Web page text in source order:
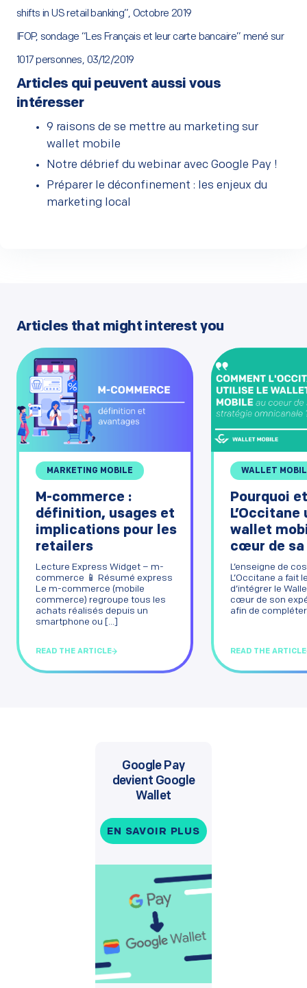
shifts in US retail banking”, Octobre 2019
IFOP, sondage “Les Français et leur carte bancaire” mené sur
1017 personnes, 03/12/2019
Articles qui peuvent aussi vous
intéresser
9 raisons de se mettre au marketing sur
wallet mobile
Notre débrief du webinar avec Google Pay !
Préparer le déconfinement : les enjeux du
marketing local
Articles that might interest you
MARKETING MOBILE
M-commerce :
définition, usages et
implications pour les
retailers
Lecture Express Widget – m-
commerce 📱 Résumé express
Le m-commerce (mobile
commerce) regroupe tous les
achats réalisés depuis un
smartphone ou [...]
READ THE ARTICLE
WALLET
Pourquoi
wallet
cœur de sa
L’enseigne de
L’Occitane a fait
d’intégrer le
cœur de son
afin de
READ THE ARTICLE
Google Pay
devient Google
Wallet
EN SAVOIR PLUS